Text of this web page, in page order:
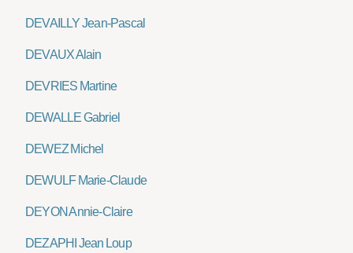
DEVAILLY Jean-Pascal
DEVAUX Alain
DEVRIES Martine
DEWALLE Gabriel
DEWEZ Michel
DEWULF Marie-Claude
DEYON Annie-Claire
DEZAPHI Jean Loup